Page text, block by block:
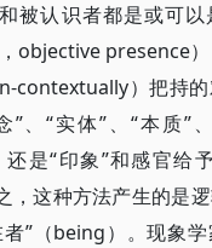
被认识者都是或可以
objective presence
contextually）把持的
”、“实体”、“本质”
还是“印象”和感官给
，这种方法产生的是
”（being）。现象